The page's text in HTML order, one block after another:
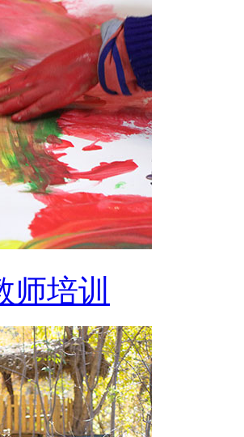
师培训